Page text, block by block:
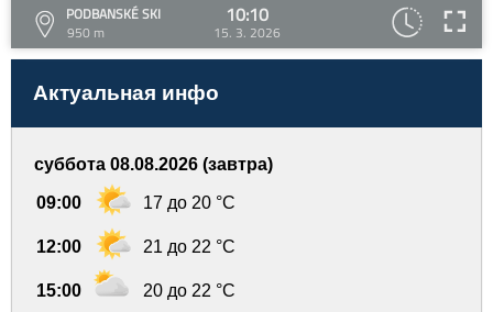
PODBANSKÉ SKI
950 m
10:10
15. 3. 2026
Актуальная инфо
суббота 08.08.2026 (завтра)
09:00 17 до 20 °C
12:00 21 до 22 °C
15:00 20 до 22 °C